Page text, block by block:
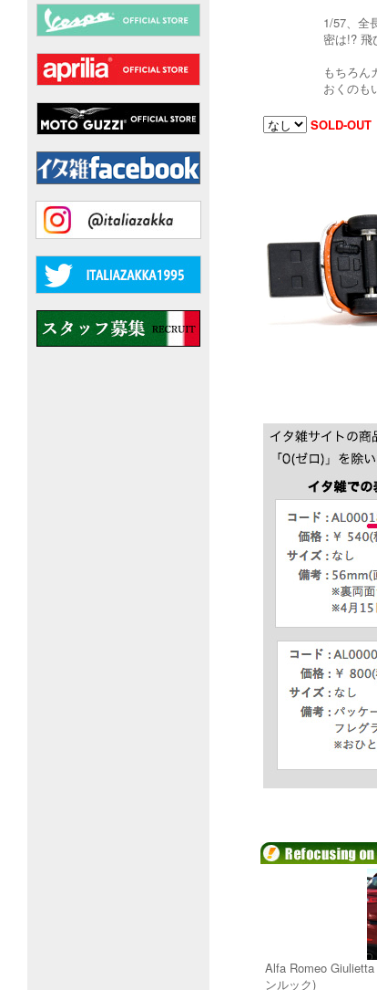
1/57、全
密は!? 飛
もちろん
おくのも
SOLD-OUT
Alfa Romeo
ンルック)